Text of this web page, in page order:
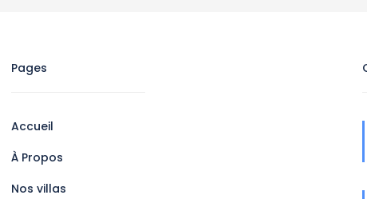
Pages
Accueil
À Propos
Nos villas